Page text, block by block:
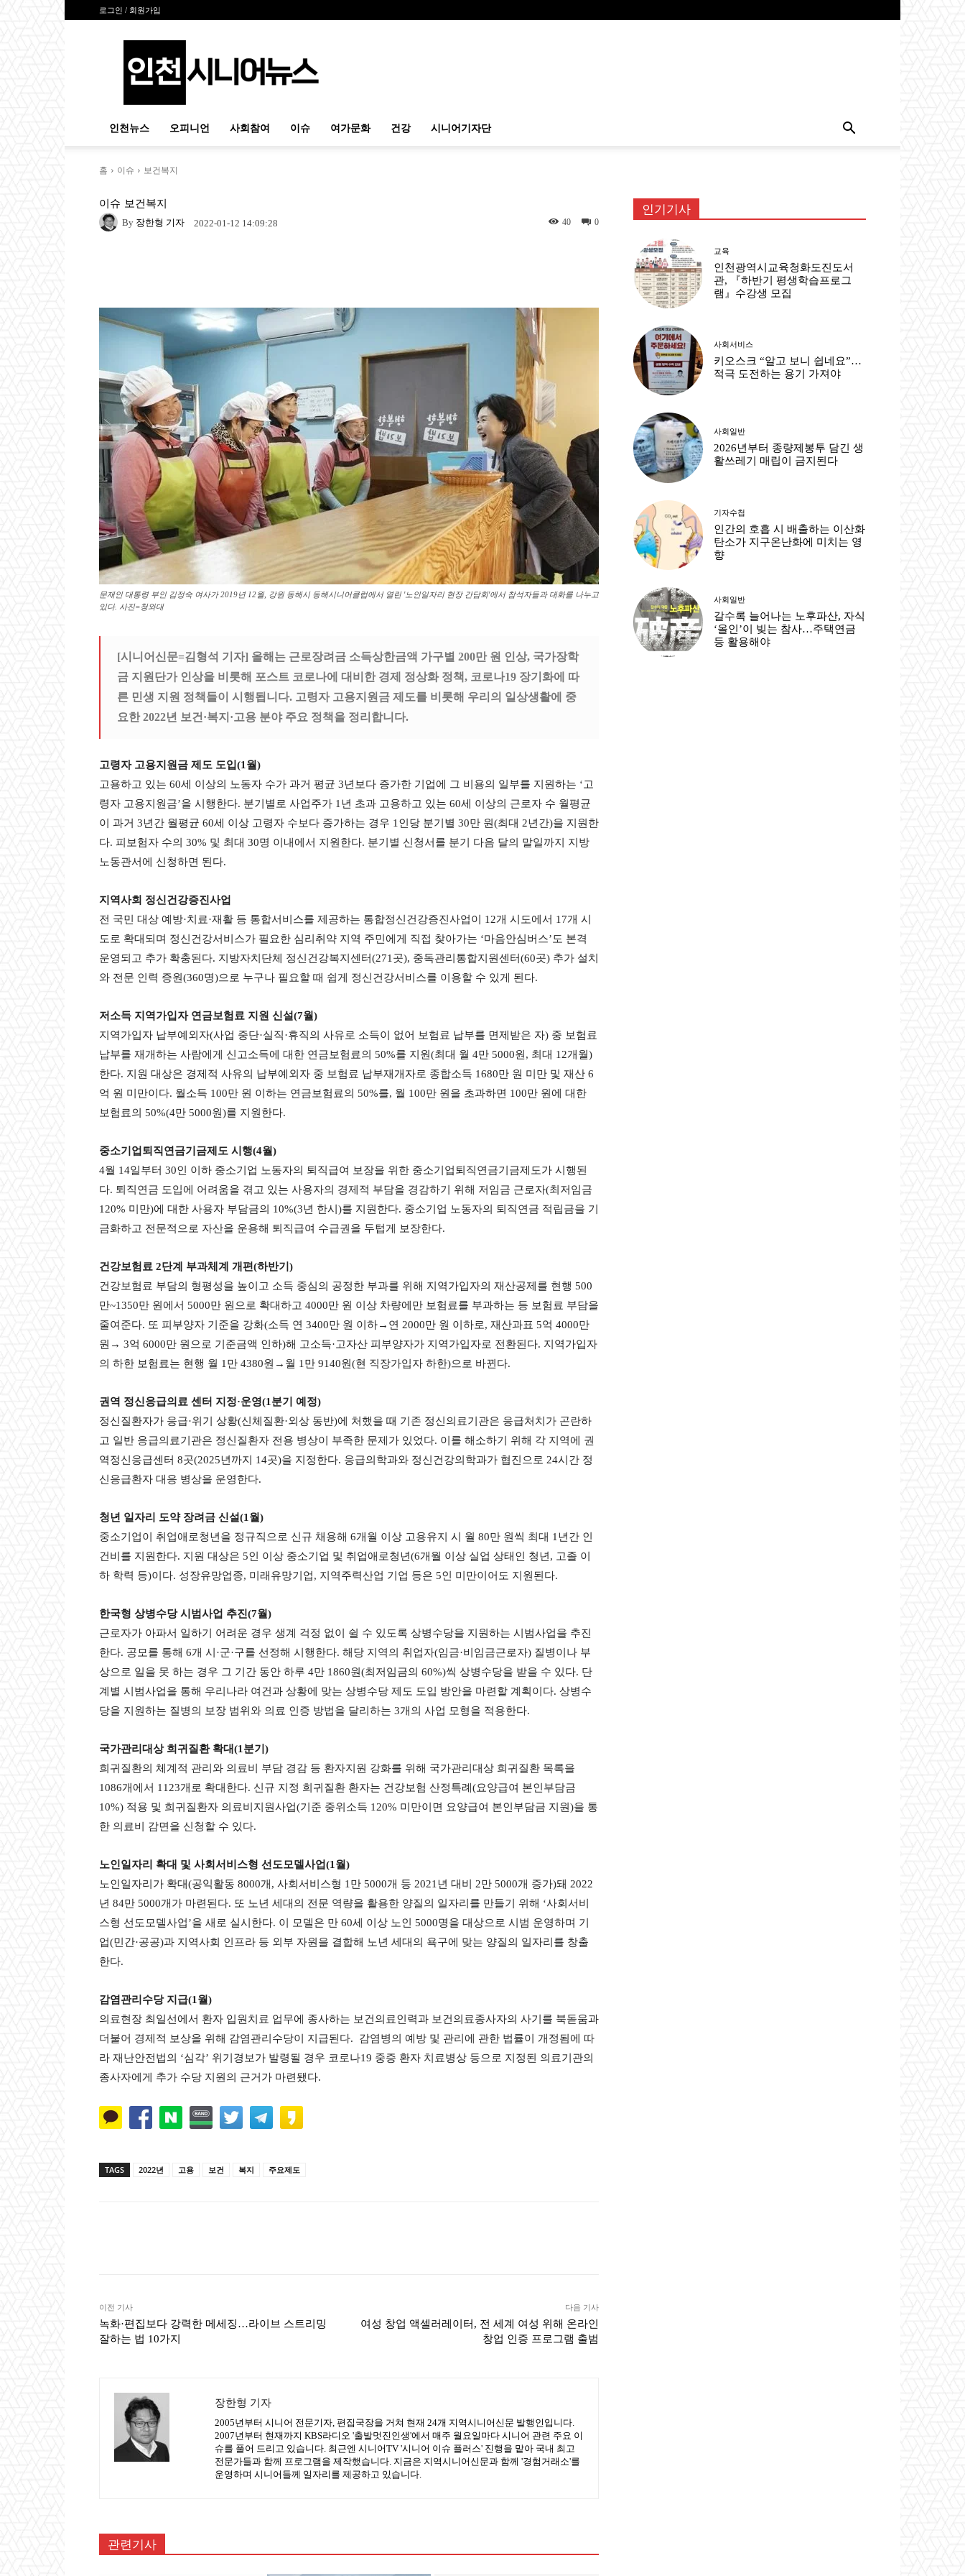
로그인 / 회원가입
시
인천뉴스 오피니언 사회참여 이슈 여가문화 건강 시니어기자단
홈 이슈 보건복지
이슈 보건복지
By 장한형 기자 2022-01-12 14:09:28 0
40
문재인 대통령 부인 김정숙 여사가 2019년 12월, 강원 동해시 동해시니어클럽에서 열린 '노인일자리 현장 간담회'에서 참석자들과 대화를 나누고
있다. 사진=청와대
[시니어신문=김형석 기자] 올해는 근로장려금 소득상한금액 가구별 200만 원 인상, 국가장학
금 지원단가 인상을 비롯해 포스트 코로나에 대비한 경제 정상화 정책, 코로나19 장기화에 따
른 민생 지원 정책들이 시행됩니다. 고령자 고용지원금 제도를 비롯해 우리의 일상생활에 중
요한 2022년 보건·복지·고용 분야 주요 정책을 정리합니다.
고령자 고용지원금 제도 도입(1월)
고용하고 있는 60세 이상의 노동자 수가 과거 평균 3년보다 증가한 기업에 그 비용의 일부를 지원하는 ‘고
령자 고용지원금’을 시행한다. 분기별로 사업주가 1년 초과 고용하고 있는 60세 이상의 근로자 수 월평균
이 과거 3년간 월평균 60세 이상 고령자 수보다 증가하는 경우 1인당 분기별 30만 원(최대 2년간)을 지원한
다. 피보험자 수의 30% 및 최대 30명 이내에서 지원한다. 분기별 신청서를 분기 다음 달의 말일까지 지방
노동관서에 신청하면 된다.
지역사회 정신건강증진사업
전 국민 대상 예방·치료·재활 등 통합서비스를 제공하는 통합정신건강증진사업이 12개 시도에서 17개 시
도로 확대되며 정신건강서비스가 필요한 심리취약 지역 주민에게 직접 찾아가는 ‘마음안심버스’도 본격
운영되고 추가 확충된다. 지방자치단체 정신건강복지센터(271곳), 중독관리통합지원센터(60곳) 추가 설치
와 전문 인력 증원(360명)으로 누구나 필요할 때 쉽게 정신건강서비스를 이용할 수 있게 된다.
저소득 지역가입자 연금보험료 지원 신설(7월)
지역가입자 납부예외자(사업 중단·실직·휴직의 사유로 소득이 없어 보험료 납부를 면제받은 자) 중 보험료
납부를 재개하는 사람에게 신고소득에 대한 연금보험료의 50%를 지원(최대 월 4만 5000원, 최대 12개월)
한다. 지원 대상은 경제적 사유의 납부예외자 중 보험료 납부재개자로 종합소득 1680만 원 미만 및 재산 6
억 원 미만이다. 월소득 100만 원 이하는 연금보험료의 50%를, 월 100만 원을 초과하면 100만 원에 대한
보험료의 50%(4만 5000원)를 지원한다.
중소기업퇴직연금기금제도 시행(4월)
4월 14일부터 30인 이하 중소기업 노동자의 퇴직급여 보장을 위한 중소기업퇴직연금기금제도가 시행된
다. 퇴직연금 도입에 어려움을 겪고 있는 사용자의 경제적 부담을 경감하기 위해 저임금 근로자(최저임금
120% 미만)에 대한 사용자 부담금의 10%(3년 한시)를 지원한다. 중소기업 노동자의 퇴직연금 적립금을 기
금화하고 전문적으로 자산을 운용해 퇴직급여 수급권을 두텁게 보장한다.
건강보험료 2단계 부과체계 개편(하반기)
건강보험료 부담의 형평성을 높이고 소득 중심의 공정한 부과를 위해 지역가입자의 재산공제를 현행 500
만~1350만 원에서 5000만 원으로 확대하고 4000만 원 이상 차량에만 보험료를 부과하는 등 보험료 부담을
줄여준다. 또 피부양자 기준을 강화(소득 연 3400만 원 이하→연 2000만 원 이하로, 재산과표 5억 4000만
원→ 3억 6000만 원으로 기준금액 인하)해 고소득·고자산 피부양자가 지역가입자로 전환된다. 지역가입자
의 하한 보험료는 현행 월 1만 4380원→월 1만 9140원(현 직장가입자 하한)으로 바뀐다.
권역 정신응급의료 센터 지정·운영(1분기 예정)
정신질환자가 응급·위기 상황(신체질환·외상 동반)에 처했을 때 기존 정신의료기관은 응급처치가 곤란하
고 일반 응급의료기관은 정신질환자 전용 병상이 부족한 문제가 있었다. 이를 해소하기 위해 각 지역에 권
역정신응급센터 8곳(2025년까지 14곳)을 지정한다. 응급의학과와 정신건강의학과가 협진으로 24시간 정
신응급환자 대응 병상을 운영한다.
청년 일자리 도약 장려금 신설(1월)
중소기업이 취업애로청년을 정규직으로 신규 채용해 6개월 이상 고용유지 시 월 80만 원씩 최대 1년간 인
건비를 지원한다. 지원 대상은 5인 이상 중소기업 및 취업애로청년(6개월 이상 실업 상태인 청년, 고졸 이
하 학력 등)이다. 성장유망업종, 미래유망기업, 지역주력산업 기업 등은 5인 미만이어도 지원된다.
한국형 상병수당 시범사업 추진(7월)
근로자가 아파서 일하기 어려운 경우 생계 걱정 없이 쉴 수 있도록 상병수당을 지원하는 시범사업을 추진
한다. 공모를 통해 6개 시·군·구를 선정해 시행한다. 해당 지역의 취업자(임금·비임금근로자) 질병이나 부
상으로 일을 못 하는 경우 그 기간 동안 하루 4만 1860원(최저임금의 60%)씩 상병수당을 받을 수 있다. 단
계별 시범사업을 통해 우리나라 여건과 상황에 맞는 상병수당 제도 도입 방안을 마련할 계획이다. 상병수
당을 지원하는 질병의 보장 범위와 의료 인증 방법을 달리하는 3개의 사업 모형을 적용한다.
국가관리대상 희귀질환 확대(1분기)
희귀질환의 체계적 관리와 의료비 부담 경감 등 환자지원 강화를 위해 국가관리대상 희귀질환 목록을
1086개에서 1123개로 확대한다. 신규 지정 희귀질환 환자는 건강보험 산정특례(요양급여 본인부담금
10%) 적용 및 희귀질환자 의료비지원사업(기준 중위소득 120% 미만이면 요양급여 본인부담금 지원)을 통
한 의료비 감면을 신청할 수 있다.
노인일자리 확대 및 사회서비스형 선도모델사업(1월)
노인일자리가 확대(공익활동 8000개, 사회서비스형 1만 5000개 등 2021년 대비 2만 5000개 증가)돼 2022
년 84만 5000개가 마련된다. 또 노년 세대의 전문 역량을 활용한 양질의 일자리를 만들기 위해 ‘사회서비
스형 선도모델사업’을 새로 실시한다. 이 모델은 만 60세 이상 노인 5000명을 대상으로 시범 운영하며 기
업(민간·공공)과 지역사회 인프라 등 외부 자원을 결합해 노년 세대의 욕구에 맞는 양질의 일자리를 창출
한다.
감염관리수당 지급(1월)
의료현장 최일선에서 환자 입원치료 업무에 종사하는 보건의료인력과 보건의료종사자의 사기를 북돋움과
더불어 경제적 보상을 위해 감염관리수당이 지급된다. 감염병의 예방 및 관리에 관한 법률이 개정됨에 따
라 재난안전법의 ‘심각’ 위기경보가 발령될 경우 코로나19 중증 환자 치료병상 등으로 지정된 의료기관의
종사자에게 추가 수당 지원의 근거가 마련됐다.
TAGS 2022년 고용 보건 복지 주요제도
이전 기사
녹화·편집보다 강력한 메세징…라이브 스트리밍
잘하는 법 10가지
다음 기사
여성 창업 액셀러레이터, 전 세계 여성 위해 온라인
창업 인증 프로그램 출범
장한형 기자
2005년부터 시니어 전문기자, 편집국장을 거쳐 현재 24개 지역시니어신문 발행인입니다.
2007년부터 현재까지 KBS라디오 '출발멋진인생'에서 매주 월요일마다 시니어 관련 주요 이
슈를 풀어 드리고 있습니다. 최근엔 시니어TV '시니어 이슈 플러스' 진행을 맡아 국내 최고
전문가들과 함께 프로그램을 제작했습니다. 지금은 지역시니어신문과 함께 '경험거래소'를
운영하며 시니어들께 일자리를 제공하고 있습니다.
관련기사
인기기사
교육
인천광역시교육청화도진도서
관, 『하반기 평생학습프로그
램』수강생 모집
사회서비스
키오스크 “알고 보니 쉽네요”…
적극 도전하는 용기 가져야
사회일반
2026년부터 종량제봉투 담긴 생
활쓰레기 매립이 금지된다
기자수첩
인간의 호흡 시 배출하는 이산화
탄소가 지구온난화에 미치는 영
향
사회일반
갈수록 늘어나는 노후파산, 자식
‘올인’이 빚는 참사…주택연금
등 활용해야